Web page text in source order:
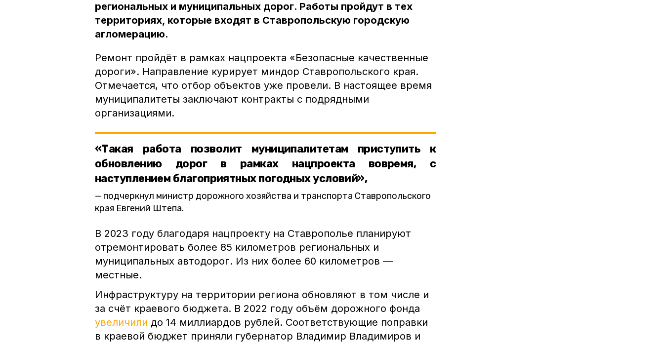
региональных и муниципальных дорог. Работы пройдут в тех
территориях, которые входят в Ставропольскую городскую
агломерацию.
Ремонт пройдёт в рамках нацпроекта «Безопасные качественные
дороги». Направление курирует миндор Ставропольского края.
Отмечается, что отбор объектов уже провели. В настоящее время
муниципалитеты заключают контракты с подрядными
организациями.
«Такая работа позволит муниципалитетам приступить к
обновлению дорог в рамках нацпроекта вовремя, с
наступлением благоприятных погодных условий»,
подчеркнул министр дорожного хозяйства и транспорта Ставропольского
края Евгений Штепа.
В 2023 году благодаря нацпроекту на Ставрополье планируют
отремонтировать более 85 километров региональных и
муниципальных автодорог. Из них более 60 километров —
местные.
Инфраструктуру на территории региона обновляют в том числе и
за счёт краевого бюджета. В 2022 году объём дорожного фонда
увеличили до 14 миллиардов рублей. Соответствующие поправки
в краевой бюджет приняли губернатор Владимир Владимиров и